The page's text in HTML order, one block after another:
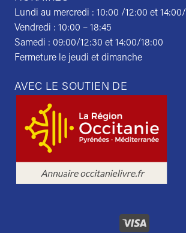
Lundi au mercredi : 10:00 /12:00 et
Vendredi : 10:00 – 18:45
Samedi : 09:00/12:30 et 14:00/18:00
Fermeture le jeudi et dimanche
AVEC LE SOUTIEN DE